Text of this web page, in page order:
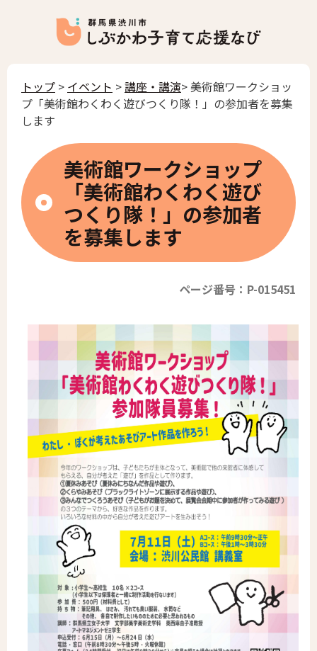
トップ > イベント >講座・講演> 美術館ワークショッ
プ「美術館わくわく遊びつくり隊！」の参加者を募集
します
美術館ワークショップ
「美術館わくわく遊び
つくり隊！」の参加者
を募集します
ページ番号：P-015451